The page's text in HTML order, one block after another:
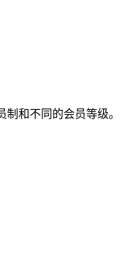
和不同的会员等级